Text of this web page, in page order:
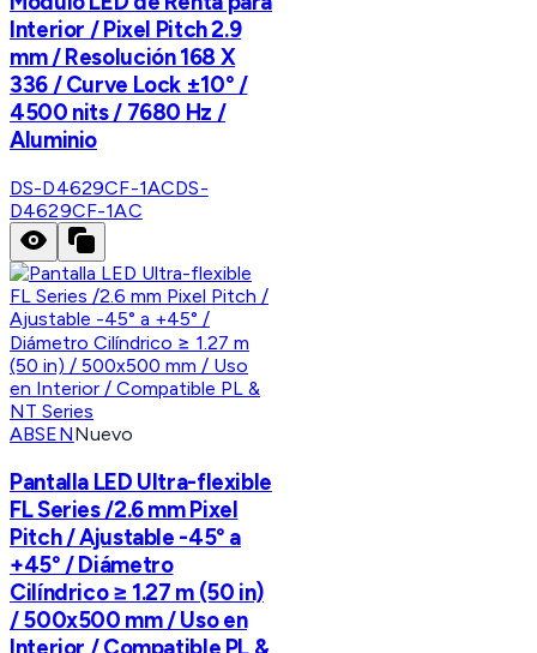
Interior / Pixel Pitch 2.9
mm / Resolución 168 X
336 / Curve Lock ±10° /
4500 nits / 7680 Hz /
Aluminio
DS-D4629CF-1ACDS-
D4629CF-1AC
ABSENNuevo
Pantalla LED Ultra-flexible
FL Series /2.6 mm Pixel
Pitch / Ajustable -45° a
+45° / Diámetro
Cilíndrico ≥ 1.27 m (50 in)
/ 500x500 mm / Uso en
Interior / Compatible PL &